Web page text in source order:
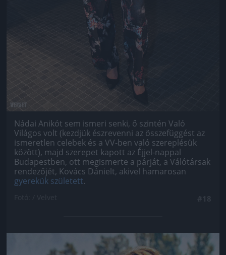
Nádai Anikót sem ismeri senki, ő szintén Való
Világos volt (kezdjük észrevenni az összefüggést az
ismeretlen celebek és a VV-ben való szereplésük
között), majd szerepet kapott az Éjjel-nappal
Budapestben, ott megismerte a párját, a Válótársak
rendezőjét, Kovács Dánielt, akivel hamarosan
gyerekük született.
Jön még kép!